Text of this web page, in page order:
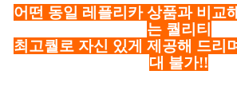
어떤 동일 레플리카 상품과 비교
는 퀄리티
최고퀄로 자신 있게 제공해 드리
대 불가!!